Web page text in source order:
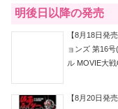
明後日以降の発売
【8月18日発
ョンズ 第16
ル MOVIE大
【8月20日発